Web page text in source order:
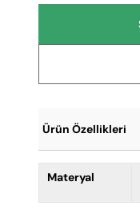
Ürün Özellikleri
Materyal